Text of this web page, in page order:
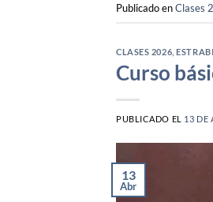
Publicado enClases
CLASES 2026 ,
Curso
PUBLICADO EL 13 DE
13
Abr